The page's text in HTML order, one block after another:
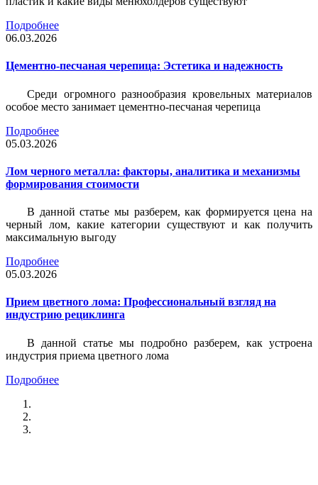
Подробнее
06.03.2026
Цементно-песчаная черепица: Эстетика и надежность
Среди огромного разнообразия кровельных материалов
особое место занимает цементно-песчаная черепица
Подробнее
05.03.2026
Лом черного металла: факторы, аналитика и механизмы
формирования стоимости
В данной статье мы разберем, как формируется цена на
черный лом, какие категории существуют и как получить
максимальную выгоду
Подробнее
05.03.2026
Прием цветного лома: Профессиональный взгляд на
индустрию рециклинга
В данной статье мы подробно разберем, как устроена
индустрия приема цветного лома
Подробнее